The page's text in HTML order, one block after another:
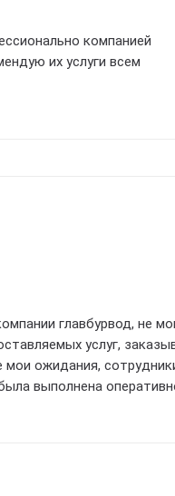
компанией
их услуги всем
главбурвод, не
услуг,
мои ожидания,
выполнена